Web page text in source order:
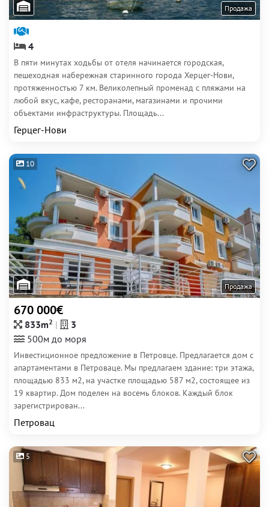
Продажа
4
В пяти минутах ходьбы от отеля начинается городская,
пешеходная набережная старинного города Херцег-Нови,
протяженностью 7 км. Великолепный променад с пляжами на
любой вкус, кафе, ресторанами, магазинами и прочими
объектами инфраструктуры. Площадь...
Герцег-Нови
10
Продажа
670 000€
833m2
3
500м до моря
Инвестиционное предложение в Петровце. Предлагается дом с
апартаментами в Петроваце. Мы предлагаем здание: три этажа,
площадью 833 м2, на участке площадью 587 м2, состоящее из
19 квартир. Дом поделен на восемь блоков. Каждый блок
зарегистрирован...
Петровац
5